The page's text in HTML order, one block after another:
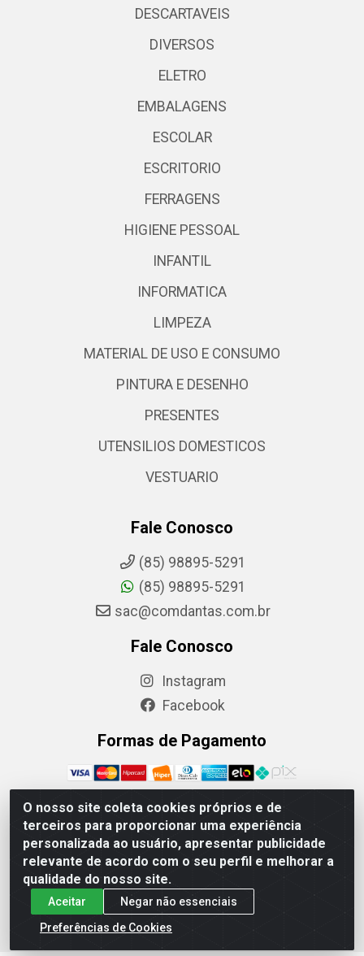
O nosso site coleta cookies próprios e de
terceiros para proporcionar uma experiência
personalizada ao usuário, apresentar publicidade
relevante de acordo com o seu perfil e melhorar a
qualidade do nosso site.
Aceitar
Negar não essenciais
Preferências de Cookies
DESCARTAVEIS
DIVERSOS
ELETRO
EMBALAGENS
ESCOLAR
ESCRITORIO
FERRAGENS
HIGIENE PESSOAL
INFANTIL
INFORMATICA
LIMPEZA
MATERIAL DE USO E CONSUMO
PINTURA E DESENHO
PRESENTES
UTENSILIOS DOMESTICOS
VESTUARIO
Fale Conosco
(85) 98895-5291
(85) 98895-5291
sac@comdantas.com.br
Fale Conosco
Instagram
Facebook
Formas de Pagamento
Rafael & Dantas LTDA - Rua Floriano Peixoto, 137-
Centro, CEP: 60025-130 | CNPJ: 02.884.314/0001-20